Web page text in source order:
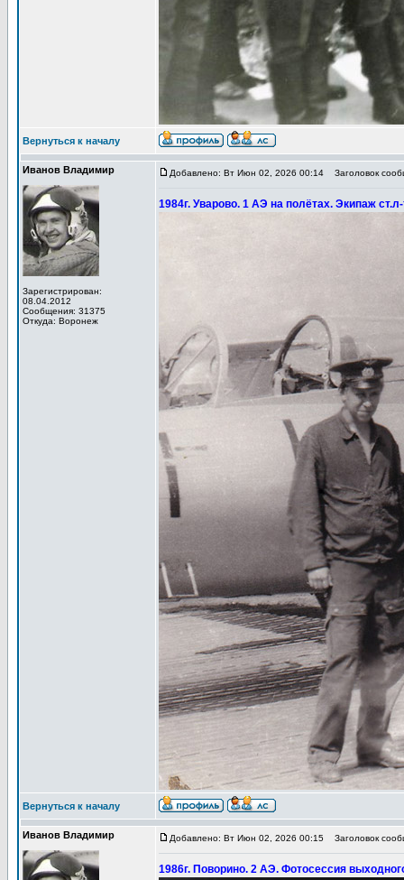
Вернуться к началу
Иванов Владимир
Зарегистрирован:
08.04.2012
Сообщения: 31375
Откуда: Воронеж
Добавлено: Вт Июн 02, 2026 00:14 Заголовок
1984г. Уварово. 1 АЭ на полётах. Экипаж
Вернуться к началу
Иванов Владимир Добавлено: Вт Июн 02, 2026 00:15 Заголовок
1986г. Поворино. 2 АЭ. Фотосессия